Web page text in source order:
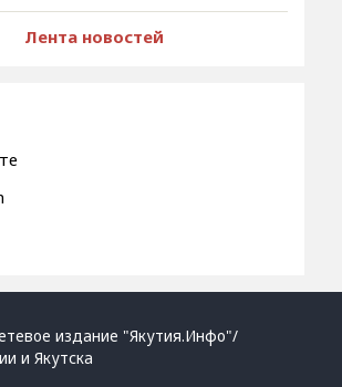
Лента новостей
издание "Якутия.Инфо"/
и Якутска